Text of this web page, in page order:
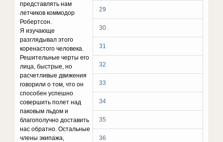
29
30
31
32
33
34
35
36
представлять нам
летчиков коммодор
Робертсон.
Я изучающе
разглядывал этого
коренастого человека.
Решительные черты его
лица, быстрые, но
расчетливые движения
говорили о том, что он
способен успешно
совершить полет над
паковым льдом и
благополучно доставить
нас обратно. Остальные
члены экипажа,